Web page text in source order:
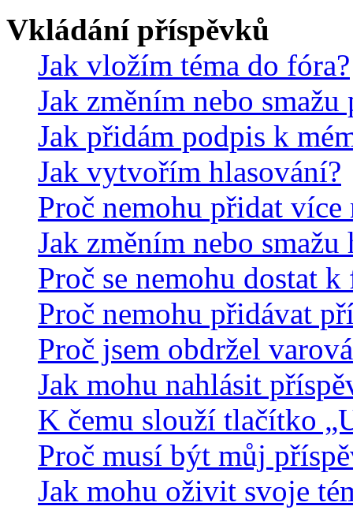
Vkládání příspěvků
Jak vložím téma do fóra?
Jak změním nebo smažu
Jak přidám podpis k
Jak vytvořím hlasování?
Proč nemohu přidat
Jak změním nebo smažu
Proč se nemohu dostat k
Proč nemohu přidávat
Proč jsem obdržel
Jak mohu nahlásit
K čemu slouží tlačítko
Proč musí být můj
Jak mohu oživit svoje